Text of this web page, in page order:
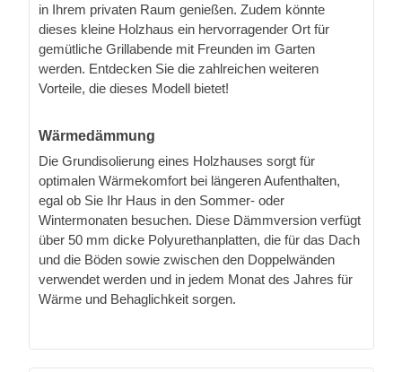
in Ihrem privaten Raum genießen. Zudem könnte
dieses kleine Holzhaus ein hervorragender Ort für
gemütliche Grillabende mit Freunden im Garten
werden. Entdecken Sie die zahlreichen weiteren
Vorteile, die dieses Modell bietet!
Wärmedämmung
Die Grundisolierung eines Holzhauses sorgt für
optimalen Wärmekomfort bei längeren Aufenthalten,
egal ob Sie Ihr Haus in den Sommer- oder
Wintermonaten besuchen. Diese Dämmversion verfügt
über 50 mm dicke Polyurethanplatten, die für das Dach
und die Böden sowie zwischen den Doppelwänden
verwendet werden und in jedem Monat des Jahres für
Wärme und Behaglichkeit sorgen.